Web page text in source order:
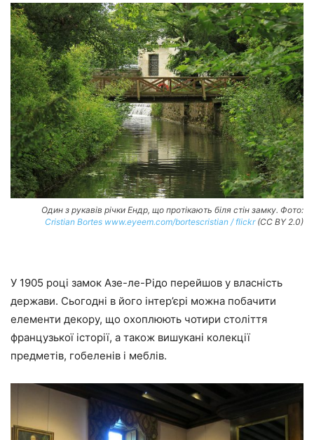
Один з рукавів річки Ендр, що протікають біля стін замку. Фото:
Cristian Bortes www.eyeem.com/bortescristian / flickr(CC BY 2.0)
У 1905 році замок Азе-ле-Рідо перейшов у власність
держави. Сьогодні в його інтер’єрі можна побачити
елементи декору, що охоплюють чотири століття
французької історії, а також вишукані колекції
предметів, гобеленів і меблів.